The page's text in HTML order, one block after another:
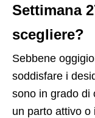
Settimana
scegliere?
Sebbene
soddisfare i
sono in grado di
un parto attivo o